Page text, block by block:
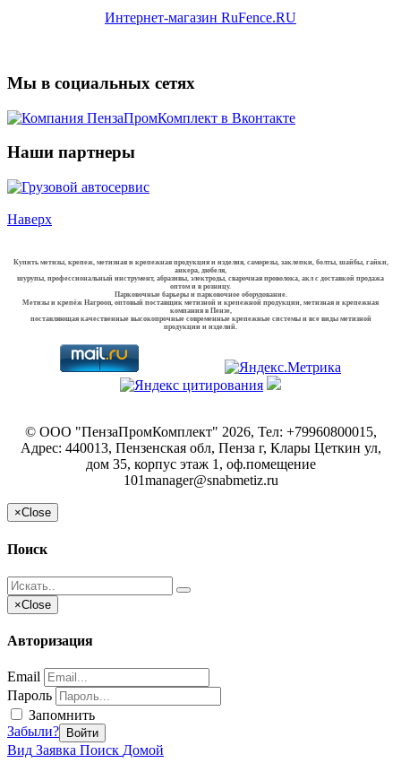
Интернет-магазин RuFence.RU
Мы в социальных сетях
Наши партнеры
Наверх
Купить метизы, крепеж, метизная и крепежная продукция и изделия, саморезы, заклепки, болты, шайбы, гайки,
анкера, дюбеля,
шурупы, профессиональный инструмент, абразивы, электроды, сварочная проволока, акл с доставкой продажа
оптом и в розницу.
Парковочные барьеры и парковочное оборудование.
Метизы и крепёж Harpoon, оптовый поставщик метизной и крепежной продукции, метизная и крепежная
компания в Пензе,
поставляющая качественные высокопрочные современные крепежные системы и все виды метизной
продукции и изделий.
© ООО "ПензаПромКомплект" 2026, Тел: +79960800015,
Адрес: 440013, Пензенская обл, Пенза г, Клары Цеткин ул,
дом 35, корпус этаж 1, оф.помещение
101manager@snabmetiz.ru
×Close
Поиск
×Close
Авторизация
Email
Пароль
Запомнить
Забыли?
Войти
Вид Заявка Поиск Домой